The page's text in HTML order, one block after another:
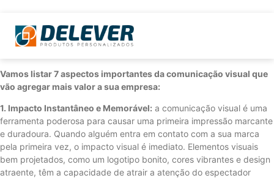
Vamos listar 7 aspectos importantes da comunicação visual que
vão agregar mais valor a sua empresa:
1. Impacto Instantâneo e Memorável: a comunicação visual é uma
ferramenta poderosa para causar uma primeira impressão marcante
e duradoura. Quando alguém entra em contato com a sua marca
pela primeira vez, o impacto visual é imediato. Elementos visuais
bem projetados, como um logotipo bonito, cores vibrantes e design
atraente, têm a capacidade de atrair a atenção do espectador